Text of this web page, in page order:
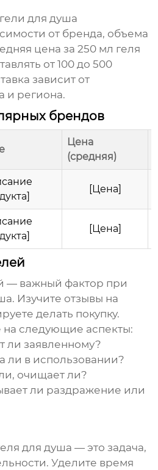
для душа
от бренда, объема
цена за 250 мл геля
от 100 до 500
зависит от
и региона.
брендов
Цена
(средняя)
[Цена]
[Цена]
— важный фактор при
. Изучите отзывы на
делать покупку.
следующие аспекты:
ли заявленному?
ли в использовании?
очищает ли?
ли раздражение или
для душа — это задача,
Уделите время